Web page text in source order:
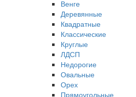
Венге
Деревянные
Квадратные
Классические
Круглые
ЛДСП
Недорогие
Овальные
Орех
Прямоугольные